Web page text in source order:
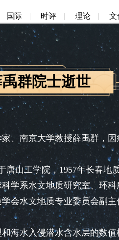
国际 | 时评 | 理论 | 文
群院士逝世
南京大学教授薛禹群，因
山工学院，1957年长春地
学系水文地质研究室、环
会水文地质专业委员会副主
水入侵潜水含水层的数值